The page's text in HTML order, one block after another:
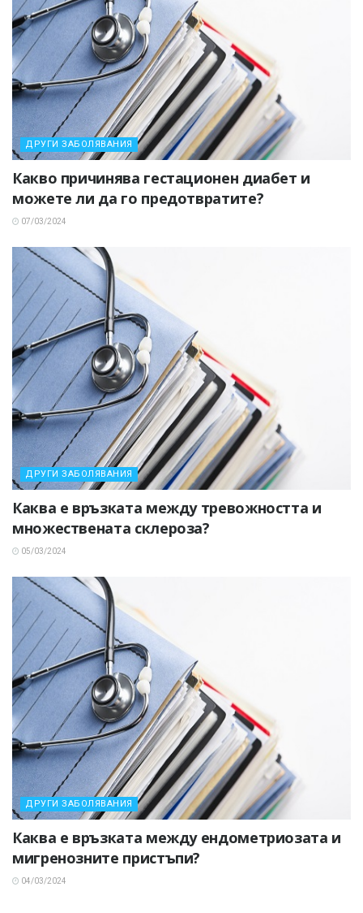
ДРУГИ ЗАБОЛЯВАНИЯ
Какво причинява гестационен диабет и
можете ли да го предотвратите?
07/03/2024
ДРУГИ ЗАБОЛЯВАНИЯ
Каква е връзката между тревожността и
множествената склероза?
05/03/2024
ДРУГИ ЗАБОЛЯВАНИЯ
Каква е връзката между ендометриозата и
мигренозните пристъпи?
04/03/2024